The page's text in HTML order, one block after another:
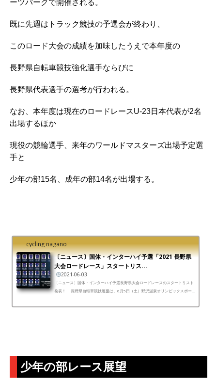
ーツパークで開催される。
既に先週はトラック競技の予選会が終わり、
このロード大会の成績を加味したうえで本年度の
長野県自転車競技強化選手ならびに
長野県代表選手の選考が行われる。
なお、本年度は現在のロードレースU-23日本代表が2名
出場するほか
現役の競輪選手、来年のワールドマスターズ出場予定選
手と
少年の部15名、成年の部14名が出場する。
cycling nagano
〔ニュース〕国体・インターハイ予選「2021 長野県
大会ロードレース」スタートリス...
2021-06-03
〔ニュース〕国体・インターハイ予選長野県大会ロードレースのスタートリスト
発表！ 長野県自転車競技連盟は、6月5日（土）野沢温泉オリンピックスポー
少年の部レース展望